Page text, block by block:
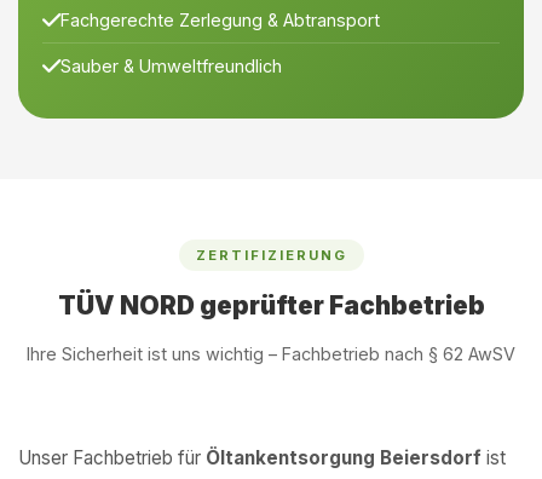
Fachgerechte Zerlegung & Abtransport
Sauber & Umweltfreundlich
ZERTIFIZIERUNG
TÜV NORD geprüfter Fachbetrieb
Ihre Sicherheit ist uns wichtig – Fachbetrieb nach § 62 AwSV
Unser Fachbetrieb für Öltankentsorgung Beiersdorf ist